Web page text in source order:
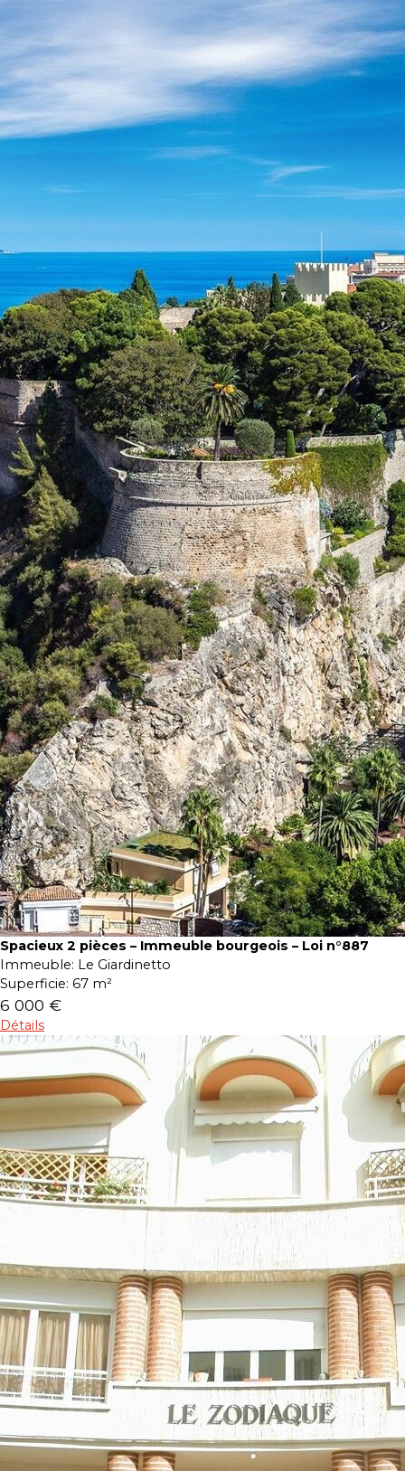
Spacieux 2 pièces – Immeuble bourgeois – Loi n°887
Immeuble: Le Giardinetto
Superficie: 67 m²
6 000 €
Détails